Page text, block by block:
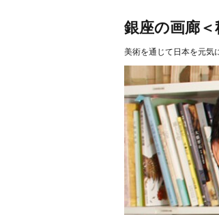
銀座の画廊
美術を通じて日本を元気